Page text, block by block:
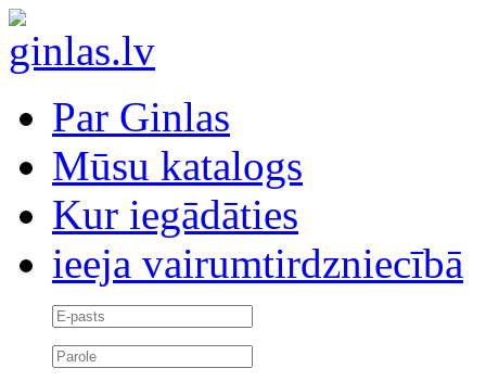
Par Ginlas
Mūsu katalogs
Kur iegādāties
ieeja vairumtirdzniecībā